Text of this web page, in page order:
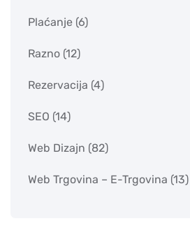
Plaćanje (6)
Razno (12)
Rezervacija (4)
SEO (14)
Web Dizajn (82)
Web Trgovina – E-Trgovina (13)